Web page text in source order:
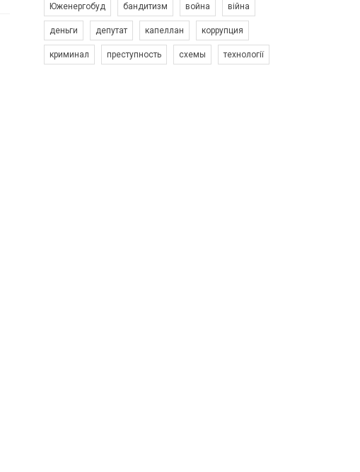
Юженергобуд бандитизм война війна
деньги депутат капеллан коррупция
криминал преступность схемы технології